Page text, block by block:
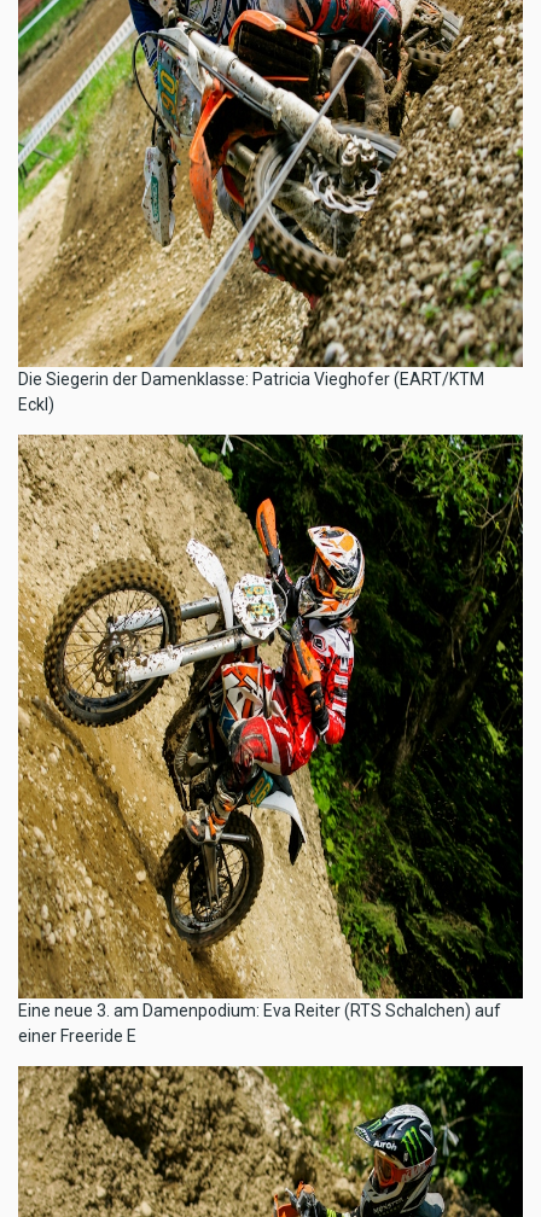
​Die Siegerin der Damenklasse: Patricia Vieghofer (EART/KTM
Eckl)
​Eine neue 3. am Damenpodium: Eva Reiter (RTS Schalchen) auf
einer Freeride E